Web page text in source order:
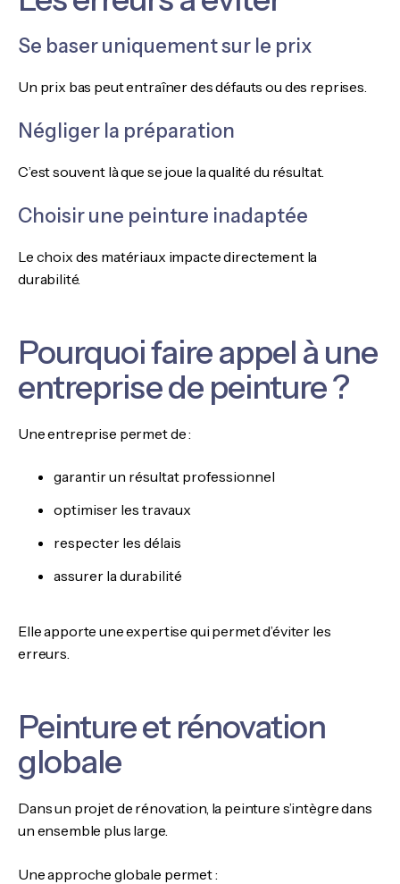
Se baser uniquement sur le prix
Un prix bas peut entraîner des défauts ou des reprises.
Négliger la préparation
C’est souvent là que se joue la qualité du résultat.
Choisir une peinture inadaptée
Le choix des matériaux impacte directement la
durabilité.
Pourquoi faire appel à une
entreprise de peinture ?
Une entreprise permet de :
garantir un résultat professionnel
optimiser les travaux
respecter les délais
assurer la durabilité
Elle apporte une expertise qui permet d’éviter les
erreurs.
Peinture et rénovation
globale
Dans un projet de rénovation, la peinture s’intègre dans
un ensemble plus large.
Une approche globale permet :